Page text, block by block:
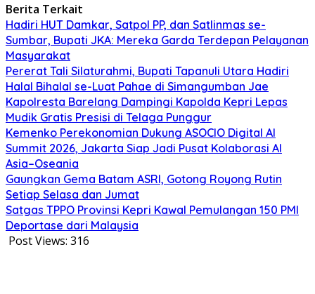
Berita Terkait
Hadiri HUT Damkar, Satpol PP, dan Satlinmas se-
Sumbar, Bupati JKA: Mereka Garda Terdepan Pelayanan
Masyarakat
Pererat Tali Silaturahmi, Bupati Tapanuli Utara Hadiri
Halal Bihalal se-Luat Pahae di Simangumban Jae
Kapolresta Barelang Dampingi Kapolda Kepri Lepas
Mudik Gratis Presisi di Telaga Punggur
Kemenko Perekonomian Dukung ASOCIO Digital AI
Summit 2026, Jakarta Siap Jadi Pusat Kolaborasi AI
Asia–Oseania
Gaungkan Gema Batam ASRI, Gotong Royong Rutin
Setiap Selasa dan Jumat
Satgas TPPO Provinsi Kepri Kawal Pemulangan 150 PMI
Deportase dari Malaysia
Post Views: 316